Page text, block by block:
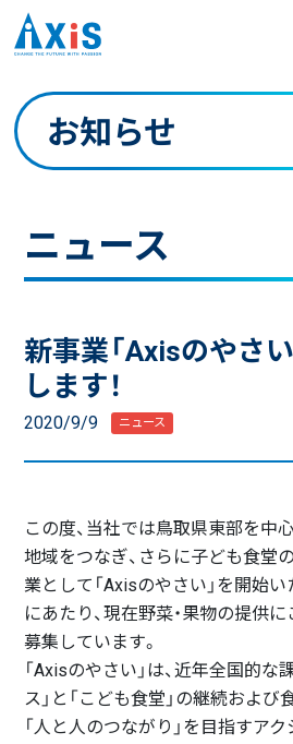
お知らせ
ニュース
新事業「Axisのやさ
します！
2020/9/9 ニュース
この度、当社では鳥取県東部を中
地域をつなぎ、さらに子ども食堂
業として「Axisのやさい」を開始
にあたり、現在野菜・果物の提供
募集しています。
「Axisのやさい」は、近年全国的な
ス」と「こども食堂」の継続およ
「人と人のつながり」を目指すア